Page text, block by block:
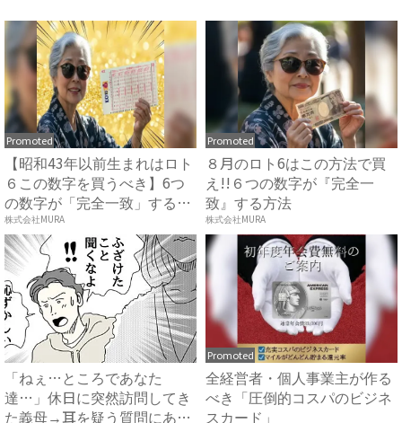
Promoted
【昭和43年以前生まれはロト
６この数字を買うべき】6つ
の数字が「完全一致」する
方...
株式会社MURA
Promoted
８月のロト6はこの方法で買
え!!６つの数字が『完全一
致』する方法
株式会社MURA
「ねぇ…ところであなた
達…」休日に突然訪問してき
た義母→耳を疑う質問にあ
Promoted
全経営者・個人事業主が作る
べき「圧倒的コスパのビジネ
スカード」